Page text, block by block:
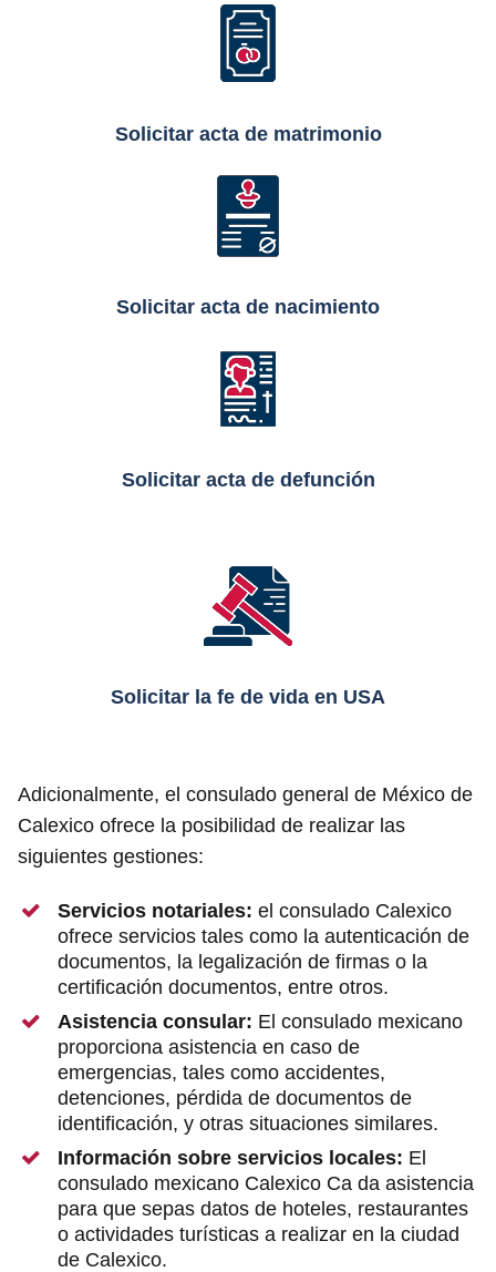
Solicitar acta de matrimonio
Solicitar acta de nacimiento
Solicitar acta de defunción
Solicitar la fe de vida en USA
Adicionalmente, el consulado general de México de
Calexico ofrece la posibilidad de realizar las
siguientes gestiones:
Servicios notariales: el consulado Calexico
ofrece servicios tales como la autenticación de
documentos, la legalización de firmas o la
certificación documentos, entre otros.
Asistencia consular: El consulado mexicano
proporciona asistencia en caso de
emergencias, tales como accidentes,
detenciones, pérdida de documentos de
identificación, y otras situaciones similares.
Información sobre servicios locales: El
consulado mexicano Calexico Ca da asistencia
para que sepas datos de hoteles, restaurantes
o actividades turísticas a realizar en la ciudad
de Calexico.